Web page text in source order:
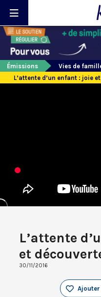
Émissions
Vies de
L’attente d’un enfant : joie
L’attente
et
30/11/2016